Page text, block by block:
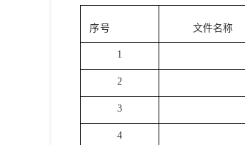
序号 文件名称
1
2
3
4